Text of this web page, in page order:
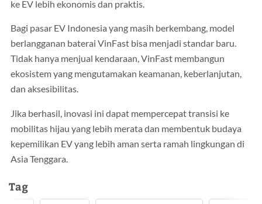
ke EV lebih ekonomis dan praktis.
Bagi pasar EV Indonesia yang masih berkembang, model
berlangganan baterai VinFast bisa menjadi standar baru.
Tidak hanya menjual kendaraan, VinFast membangun
ekosistem yang mengutamakan keamanan, keberlanjutan,
dan aksesibilitas.
Jika berhasil, inovasi ini dapat mempercepat transisi ke
mobilitas hijau yang lebih merata dan membentuk budaya
kepemilikan EV yang lebih aman serta ramah lingkungan di
Asia Tenggara.
Tag